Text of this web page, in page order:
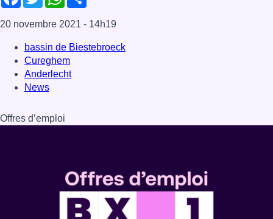
20 novembre 2021 - 14h19
bassin de Biestebroeck
Cureghem
Anderlecht
News
Offres d’emploi